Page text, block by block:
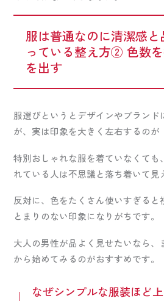
服は普通なのに清潔感
っている整え方② 色数
を出す
服選びというとデザインやブランド
が、実は印象を大きく左右するのが
特別おしゃれな服を着ていなくても
れている人は不思議と落ち着いて見
反対に、色をたくさん使いすぎると
とまりのない印象になりがちです。
大人の男性が品よく見せたいなら、
から始めてみるのがおすすめです。
なぜシンプルな服装ほど